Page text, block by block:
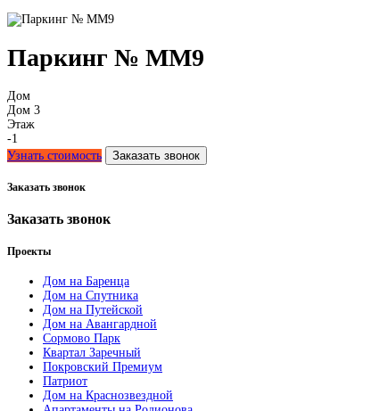
Паркинг № ММ9
Дом
Дом 3
Этаж
-1
Узнать стоимость
Заказать звонок
Заказать звонок
Заказать звонок
Проекты
Дом на Баренца
Дом на Спутника
Дом на Путейской
Дом на Авангардной
Сормово Парк
Квартал Заречный
Покровский Премиум
Патриот
Дом на Краснозвездной